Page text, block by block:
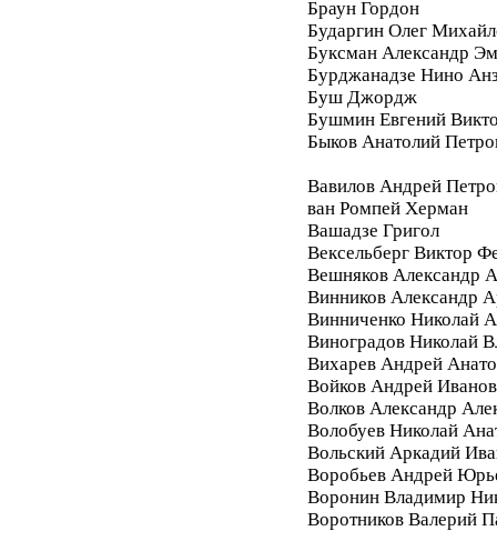
Браун Гордон
Бударгин Олег
Буксман Александр
Бурджанадзе Нино
Буш Джордж
Бушмин Евгений
Быков Анатолий
Вавилов Андрей
ван Ромпей Херман
Вашадзе Григол
Вексельберг Виктор
Вешняков Александр
Винников Александр
Винниченко Николай
Виноградов Николай
Вихарев Андрей
Войков Андрей
Волков Александр
Волобуев Николай
Вольский Аркадий
Воробьев Андрей
Воронин Владимир
Воротников Валерий